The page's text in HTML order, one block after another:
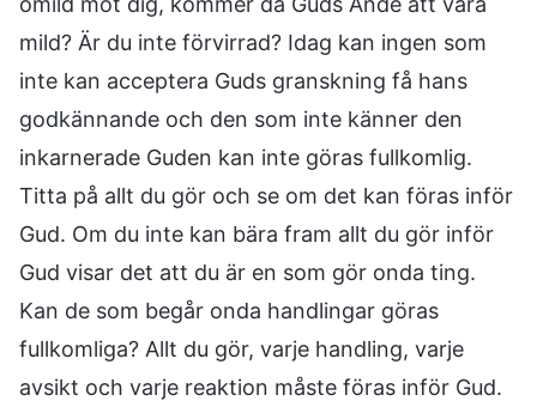
mild? Är du inte förvirrad? Idag kan ingen som
inte kan acceptera Guds granskning få hans
godkännande och den som inte känner den
inkarnerade Guden kan inte göras fullkomlig.
Titta på allt du gör och se om det kan föras inför
Gud. Om du inte kan bära fram allt du gör inför
Gud visar det att du är en som gör onda ting.
Kan de som begår onda handlingar göras
fullkomliga? Allt du gör, varje handling, varje
avsikt och varje reaktion måste föras inför Gud.